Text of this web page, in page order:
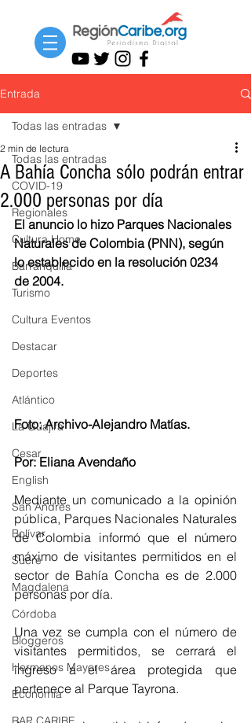
Entrada
Todas las entradas
COVID-19
Regionales
Cultura Home
Barranquilla
Turismo
Cultura Eventos
Destacar
Deportes
Atlántico
La Guajira
Cesar
English
San Andres
Bolívar
Sucre
Magdalena
Córdoba
Bloggeros
Hermanos Mayores
Economía
Todas las entradas
A Bahía Concha sólo podrán entrar
2.000 personas por día
2 min de lectura
El anuncio lo hizo Parques Nacionales
Naturales de Colombia (PNN), según
lo establecido en la resolución 0234
de 2004.
Foto: Archivo-Alejandro Matías.
Por: Eliana Avendaño
Mediante un comunicado a la opinión
pública, Parques Nacionales Naturales
de Colombia informó que el número
máximo de visitantes permitidos en el
sector de Bahía Concha es de 2.000
personas por día.
Una vez se cumpla con el número de
visitantes permitidos, se cerrará el
ingreso a el área protegida que
pertenece al Parque Tayrona.